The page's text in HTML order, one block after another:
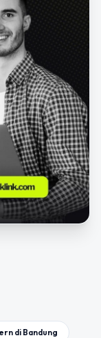
di Bandung